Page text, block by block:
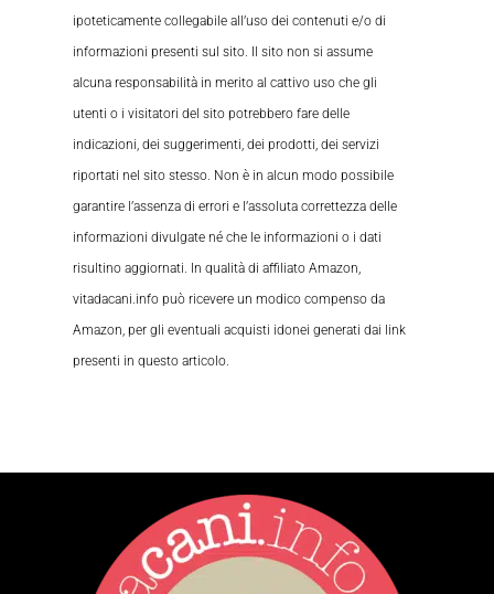
ipoteticamente collegabile all’uso dei contenuti e/o di
informazioni presenti sul sito. Il sito non si assume
alcuna responsabilità in merito al cattivo uso che gli
utenti o i visitatori del sito potrebbero fare delle
indicazioni, dei suggerimenti, dei prodotti, dei servizi
riportati nel sito stesso. Non è in alcun modo possibile
garantire l’assenza di errori e l’assoluta correttezza delle
informazioni divulgate né che le informazioni o i dati
risultino aggiornati. In qualità di affiliato Amazon,
vitadacani.info può ricevere un modico compenso da
Amazon, per gli eventuali acquisti idonei generati dai link
presenti in questo articolo.